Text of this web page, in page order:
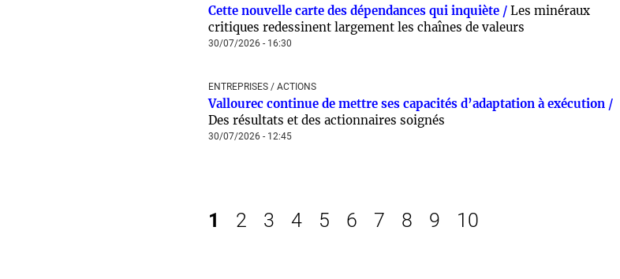
Cette nouvelle carte des dépendances qui inquiète / Les minéraux
critiques redessinent largement les chaînes de valeurs
30/07/2026 - 16:30
ENTREPRISES / ACTIONS
Vallourec continue de mettre ses capacités d’adaptation à exécution /
Des résultats et des actionnaires soignés
30/07/2026 - 12:45
1 2 3 4 5 6 7 8 9 10